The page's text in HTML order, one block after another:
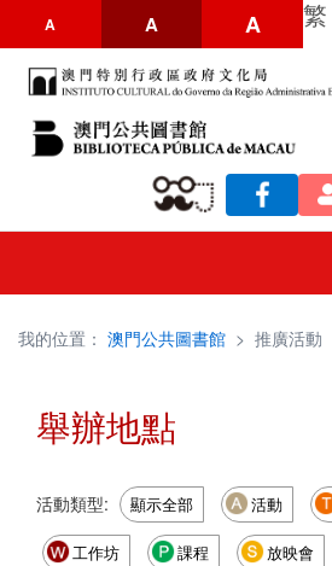
A A A 繁
我的位置： 澳門公共圖書館 > 推廣活動
舉辦地點
活動類型: 顯示全部 活動
工作坊 課程 放映會